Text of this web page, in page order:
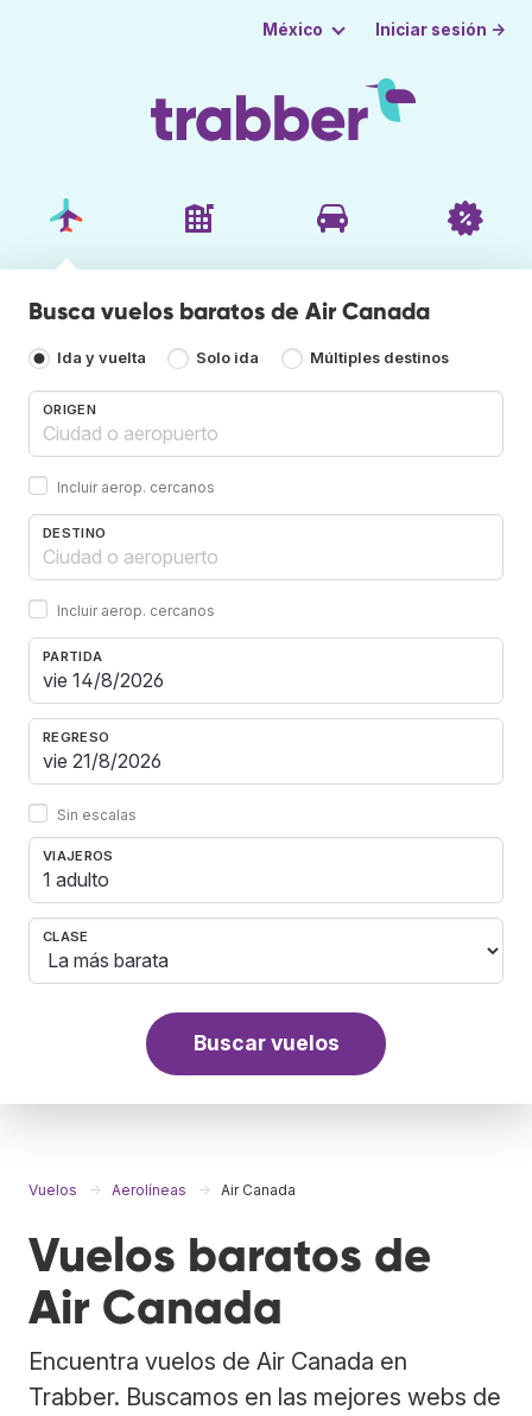
México Iniciar sesión →
Busca vuelos baratos de Air Canada
Ida y vuelta Solo ida Múltiples destinos
ORIGEN
Incluir aerop. cercanos
DESTINO
Incluir aerop. cercanos
PARTIDA
REGRESO
Sin escalas
VIAJEROS
1 adulto
CLASE
Buscar vuelos
Vuelos Aerolíneas Air Canada
Vuelos baratos de
Air Canada
Encuentra vuelos de Air Canada en
Trabber. Buscamos en las mejores webs de